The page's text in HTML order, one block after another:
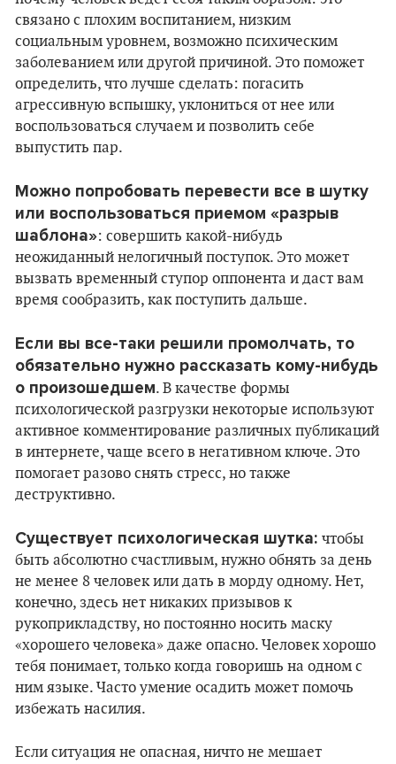
связано с плохим воспитанием, низким
социальным уровнем, возможно психическим
заболеванием или другой причиной. Это поможет
определить, что лучше сделать: погасить
агрессивную вспышку, уклониться от нее или
воспользоваться случаем и позволить себе
выпустить пар.
Можно попробовать перевести все в шутку
или воспользоваться приемом «разрыв
шаблона»: совершить какой-нибудь
неожиданный нелогичный поступок. Это может
вызвать временный ступор оппонента и даст вам
время сообразить, как поступить дальше.
Если вы все-таки решили промолчать, то
обязательно нужно рассказать кому-нибудь
о произошедшем. В качестве формы
психологической разгрузки некоторые используют
активное комментирование различных публикаций
в интернете, чаще всего в негативном ключе. Это
помогает разово снять стресс, но также
деструктивно.
Существует психологическая шутка: чтобы
быть абсолютно счастливым, нужно обнять за день
не менее 8 человек или дать в морду одному. Нет,
конечно, здесь нет никаких призывов к
рукоприкладству, но постоянно носить маску
«хорошего человека» даже опасно. Человек хорошо
тебя понимает, только когда говоришь на одном с
ним языке. Часто умение осадить может помочь
избежать насилия.
Если ситуация не опасная, ничто не мешает